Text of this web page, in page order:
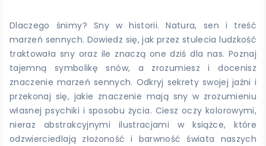
Dlaczego śnimy? Sny w historii. Natura, sen i treść
marzeń sennych. Dowiedz się, jak przez stulecia ludzkość
traktowała sny oraz ile znaczą one dziś dla nas. Poznaj
tajemną symbolikę snów, a zrozumiesz i docenisz
znaczenie marzeń sennych. Odkryj sekrety swojej jaźni i
przekonaj się, jakie znaczenie mają sny w zrozumieniu
własnej psychiki i sposobu życia. Ciesz oczy kolorowymi,
nieraz abstrakcyjnymi ilustracjami w książce, które
odzwierciedlają złożoność i barwność świata naszych